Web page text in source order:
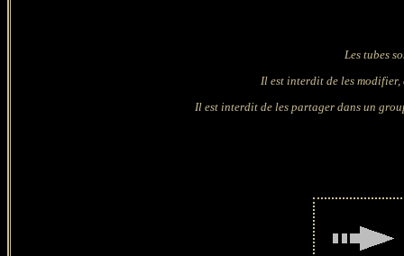
Les tubes
Il est interdit de les modifier,
Il est interdit de les partager dans un